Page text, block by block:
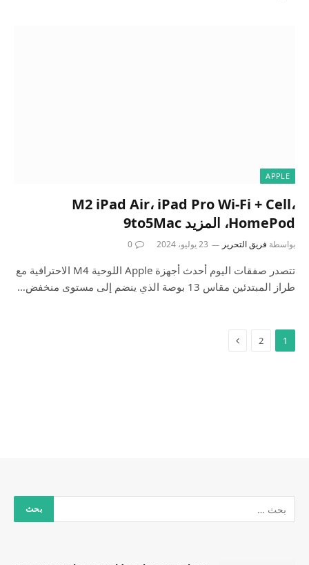
APPLE
M2 iPad Air، iPad Pro Wi-Fi + Cell،
HomePod، المزيد 9to5Mac
بواسطة فريق التحرير 23 يوليو، 2024 0
تتصدر صفقات اليوم أحدث أجهزة Apple اللوحية M4 الاحترافية مع
طراز المبتدئين مقاس 13 بوصة الذي ينضم إلى مستوى منخفض…
1
2